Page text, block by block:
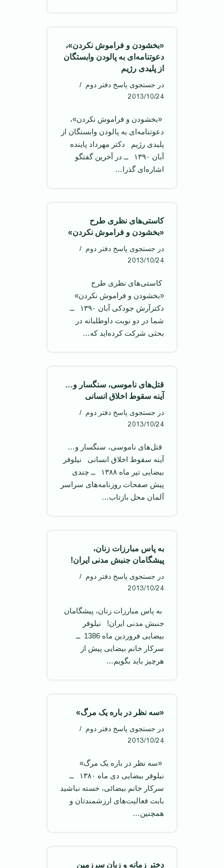
«بخشودن و فراموش نکردن»،
دعوتنامه‌ای به پالودن وابستگان
از پلیدی رژیم
در جستجوی پاسخ دفتر دوم
2013/10/24
‌ «بخشودن و فراموش نکردن»،
دعوتنامه‌ای به پالودن وابستگان از
پلیدی رژیم ‌ دکتر مهرداد پاینده
آبان ۱۳۹۰ ‌ ــ در آخرین گفتگو
اشاره‌ای گذرا…
کاستی‌های نظری طرح
«بخشودن و فراموش نکردن»
در جستجوی پاسخ دفتر دوم
2013/10/24
‌ کاستی‌های نظری طرح
«بخشودن و فراموش نکردن» ‌
دکترآرش جودکی آبان ۱۳۹۰ ‌ ــ
شما در دو نوبت داوطلبانه در
بحثی شرکت کرده‌اید که…
قتل‌های ناموسی، سنگسار و…
آینه سقوط اخلاق انسانی
در جستجوی پاسخ دفتر دوم
2013/10/24
‌ قتل‌های ناموسی، سنگسار و…
آینه سقوط اخلاق انسانی ‌ نیلوفر
بیضايی تیر ماه ۱۳۸۸ ‌ ــ چندی
پیش صفحات روزنامه‌های سراسر
آلمان محل بازتاب…
به پاس مبارزات زنان،
پیشگامان جنبش مدنی ایران!
در جستجوی پاسخ دفتر دوم
2013/10/24
‌ به پاس مبارزات زنان، پیشگامان
جنبش مدنی ایران! ‌ نیلوفر
بیضایی فروردین ماه 1386 ‌ ــ
سرکار خانم بیضایی پیش از
هرچیز باید بگویم…
«سه نظر در باره یک مرگ»
در جستجوی پاسخ دفتر دوم
2013/10/24
‌ «سه نظر در باره یک مرگ» ‌‌
نیلوفر بیضایی دی ماه ۱۳۸۰ ‌ ــ
سرکار خانم بیضائی، خسته نباشید
بابت فعالیت‌های ارزشمندتان و
همچنین…
دخترِ زمانه و زبانِ سرزمین